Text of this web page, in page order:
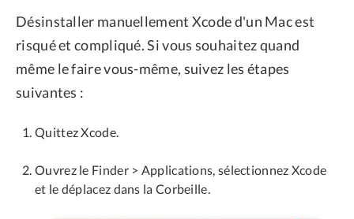
Désinstaller manuellement Xcode d'un Mac est
risqué et compliqué. Si vous souhaitez quand
même le faire vous-même, suivez les étapes
suivantes :
Quittez Xcode.
Ouvrez le Finder > Applications, sélectionnez Xcode
et le déplacez dans la Corbeille.